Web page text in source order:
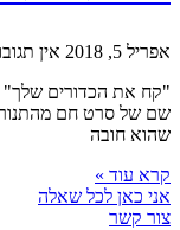
אפריל 5, 2018
אין
"קח את הכדורים שלך"
שהוא חובה
קרא עוד »
אני כאן לכל שאלה
צור קשר